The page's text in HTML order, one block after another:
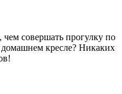
совершать прогулку по
кресле? Никаких